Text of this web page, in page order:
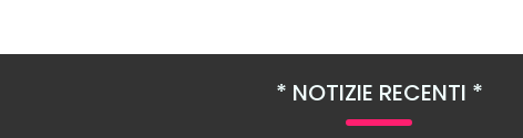
NOTIZIE RECENTI